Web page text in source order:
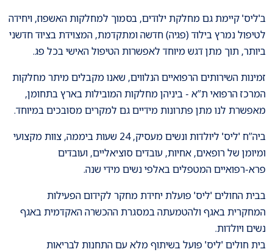
ב'ליס' קיימת גם מחלקת ילודים, בסמוך למחלקות האשפוז, ויחידה
לטיפול נמרץ בילוד (פגיה) חדשה ומתקדמת, המצוידת בציוד חדשני
ביותר, תוך מתן דגש מיוחד לאפשרות הטיפול האישי בכל פג.
זמינות השירותים הרפואיים הנלווים, שאנו מקבלים מיתר מחלקות
המרכז הרפואי ת”א - ביניהן מחלקות המובילות בארץ בתחומן,
מאפשרת לנו מתן פתרונות מידיים גם למקרים מסובכים במיוחד.
ביה”ח 'ליס' ליולדות ונשים מעסיק, 24 שעות ביממה, צוות מקצועי
ומיומן של רופאים, אחיות, עובדים סוציאליים, ועובדים
פרא-רפואיים המטפלים באלפי נשים מידי שנה.
בבית החולים 'ליס' פועלת יחידת מחקר לקידום הפעילות
המחקרית באגף ולהטמעתה במסגרת ההכשרה האקדמית באגף
נשים ויולדות.
בית חולים 'ליס' פועל בשיתוף מלא עם התחנות לבריאות